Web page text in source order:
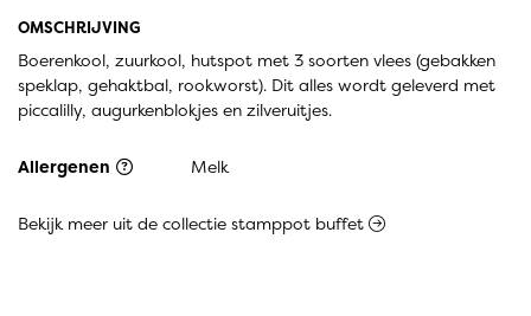
OMSCHRIJVING
Boerenkool, zuurkool, hutspot met 3 soorten vlees (gebakken
speklap, gehaktbal, rookworst). Dit alles wordt geleverd met
piccalilly, augurkenblokjes en zilveruitjes.
Allergenen Melk
Bekijk meer uit de collectie stamppot buffet